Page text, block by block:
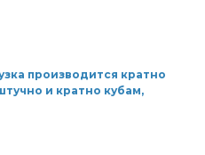
производится кратно
и кратно кубам,